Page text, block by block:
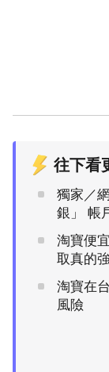
往下看
獨家／
銀」 帳
淘寶便
取真的強
淘寶在
風險